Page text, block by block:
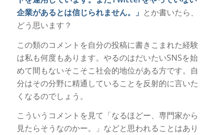
企業があるとは信じられません。」 とか書いたら、
どう思います？
この類のコメントを自分の投稿に書きこまれた経験
は私も何度もあります。やるのはだいたいSNSを始
めて間もないそこそこ社会的地位がある方です。自
分はその分野に精通していることを反射的に言いた
くなるのでしょう。
こういうコメントを見て「なるほどー、専門家から
見たらそうなのかー。」などと思われることはあり